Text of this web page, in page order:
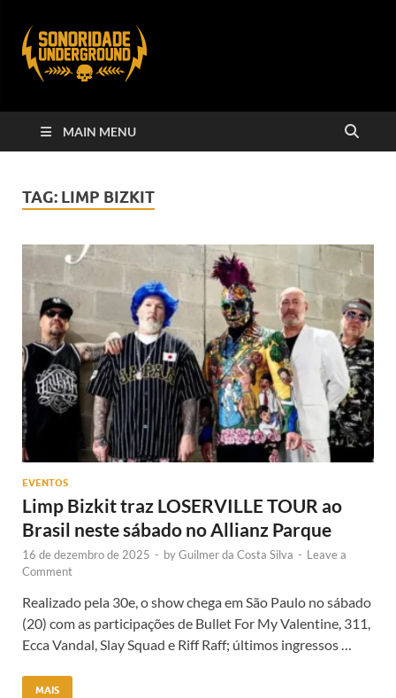
MAIN MENU
TAG: LIMP BIZKIT
EVENTOS
Limp Bizkit traz LOSERVILLE TOUR ao
Brasil neste sábado no Allianz Parque
16 de dezembro de 2025 - byGuilmer da Costa Silva - Leave a
Comment
Realizado pela 30e, o show chega em São Paulo no sábado
(20) com as participações de Bullet For My Valentine, 311,
Ecca Vandal, Slay Squad e Riff Raff; últimos ingressos …
MAIS